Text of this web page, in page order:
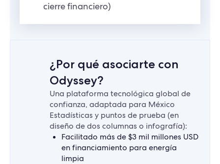
cierre financiero)
¿Por qué asociarte con
Odyssey?
Una plataforma tecnológica global de
confianza, adaptada para México
Estadísticas y puntos de prueba (en
diseño de dos columnas o infografía):
Facilitado más de $3 mil millones USD
en financiamiento para energía
limpia